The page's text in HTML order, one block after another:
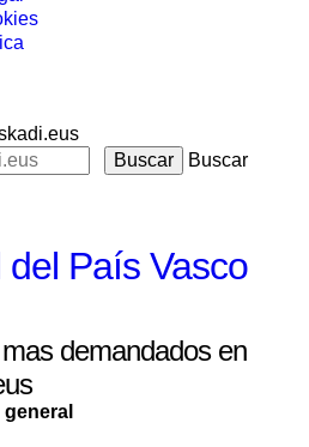
Buscar
País Vasco
demandados en